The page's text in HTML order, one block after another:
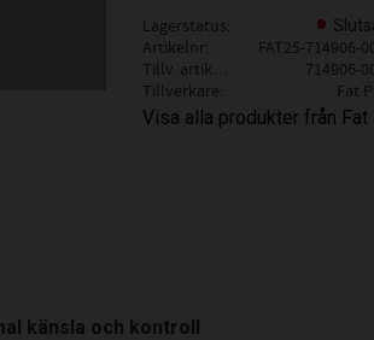
Lagerstatus
Artikelnr
FAT25-714906-
Tillv. artikelnr
714906-
Tillverkare
Fat
Visa alla produkter från Fat
känsla och kontroll